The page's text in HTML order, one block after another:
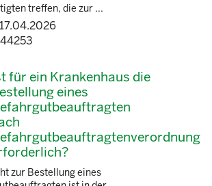
treffen, die zur ...
für ein Krankenhaus die
eines
zur Bestellung eines